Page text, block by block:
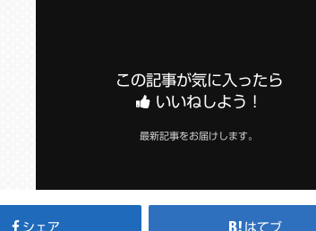
この記事が気に入ったら
いいねしよう！
最新記事をお届けします。
シェア はてブ